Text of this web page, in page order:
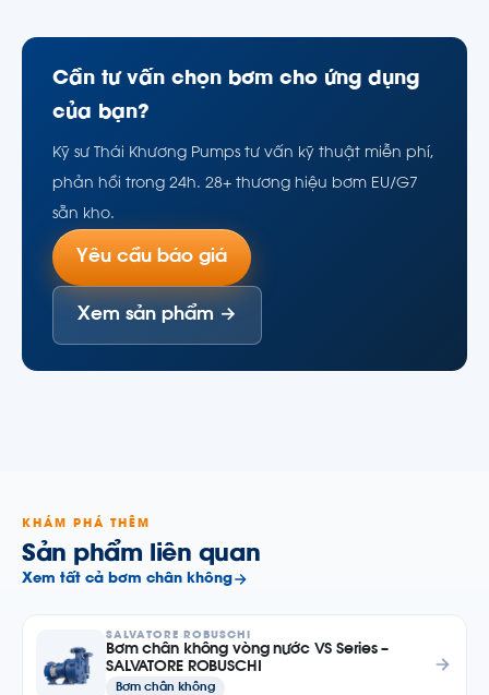
Cần tư vấn chọn bơm cho ứng dụng
của bạn?
Kỹ sư Thái Khương Pumps tư vấn kỹ thuật miễn phí,
phản hồi trong 24h. 28+ thương hiệu bơm EU/G7
sẵn kho.
Yêu cầu báo giá
Xem sản phẩm →
KHÁM PHÁ THÊM
Sản phẩm liên quan
Xem tất cả bơm chân không
SALVATORE ROBUSCHI
Bơm chân không vòng nước VS Series –
SALVATORE ROBUSCHI
Bơm chân không